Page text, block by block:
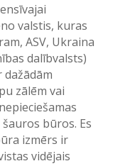
valstis, kuras
ASV, Ukraina
dalībvalsts)
zālēm vai
būros. Es
izmērs ir
vidējais